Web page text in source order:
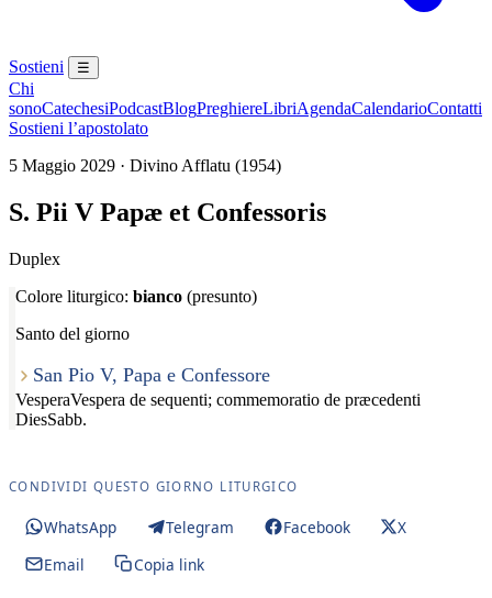
Sostieni ☰
Chi
sonoCatechesiPodcastBlogPreghiereLibriAgendaCalendarioContatti
Sostieni l’apostolato
5 Maggio 2029 · Divino Afflatu (1954)
S. Pii V Papæ et Confessoris
Duplex
Colore liturgico: bianco (presunto)
Santo del giorno
San Pio V, Papa e Confessore
VesperaVespera de sequenti; commemoratio de præcedenti
DiesSabb.
CONDIVIDI QUESTO GIORNO LITURGICO
WhatsApp Telegram Facebook
X
Email
Copia link